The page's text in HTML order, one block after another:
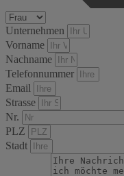
Unternehmen
Vorname
Nachname
Telefonnummer
Email
Strasse
Nr.
PLZ
Stadt